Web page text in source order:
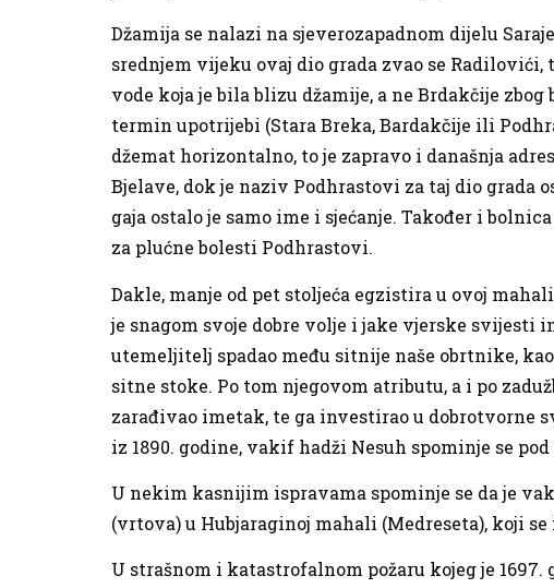
Džamija se nalazi na sjeverozapadnom dijelu
srednjem vijeku ovaj dio grada zvao se Radilovići,
vode koja je bila blizu džamije, a ne Brdakčije
termin upotrijebi (Stara Breka, Bardakčije ili
džemat horizontalno, to je zapravo i današnja
Bjelave, dok je naziv Podhrastovi za taj dio grada
gaja ostalo je samo ime i sjećanje. Također i
za plućne bolesti Podhrastovi.
Dakle, manje od pet stoljeća egzistira u ovoj
je snagom svoje dobre volje i jake vjerske svijesti
utemeljitelj spadao među sitnije naše obrtnike,
sitne stoke. Po tom njegovom atributu, a i po
zarađivao imetak, te ga investirao u dobrotvorne
iz 1890. godine, vakif hadži Nesuh spominje se
U nekim kasnijim ispravama spominje se da je
(vrtova) u Hubjaraginoj mahali (Medreseta), koji
U strašnom i katastrofalnom požaru kojeg je